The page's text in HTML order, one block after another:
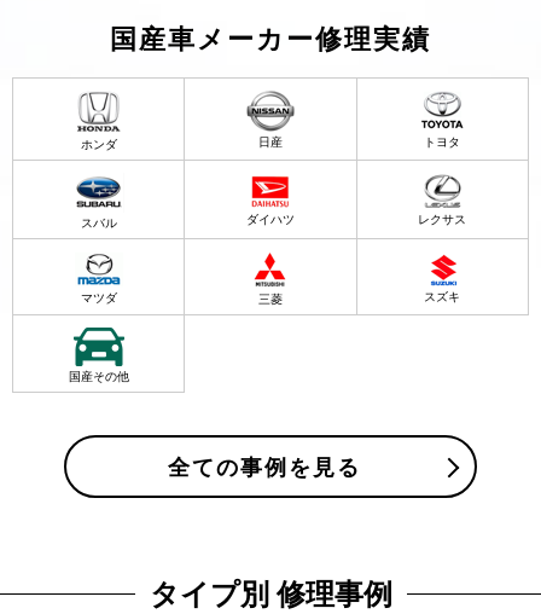
国産車メーカー修理実績
ホンダ 日産 トヨタ
スバル ダイハツ レクサス
マツダ 三菱 スズキ
国産その他
全ての事例を見る
タイプ別 修理事例